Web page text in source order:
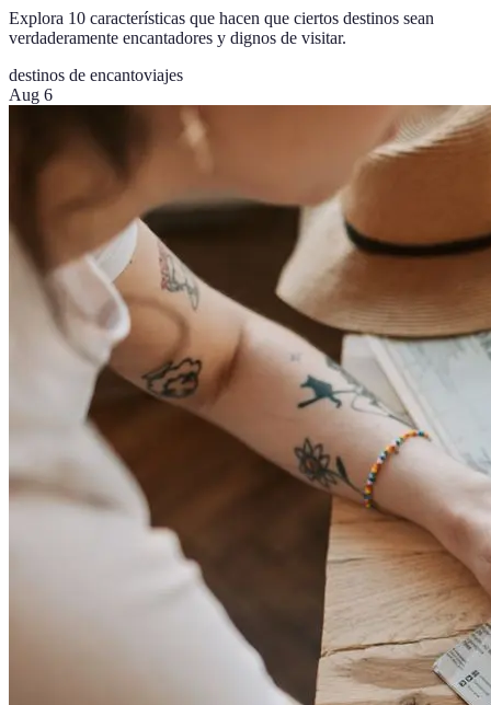
Explora 10 características que hacen que ciertos destinos sean
verdaderamente encantadores y dignos de visitar.
destinos de encantoviajes
Aug 6